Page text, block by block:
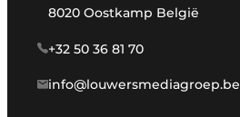
8020 Oostkamp België
+32 50 36 81 70
info@louwersmediagroep.be